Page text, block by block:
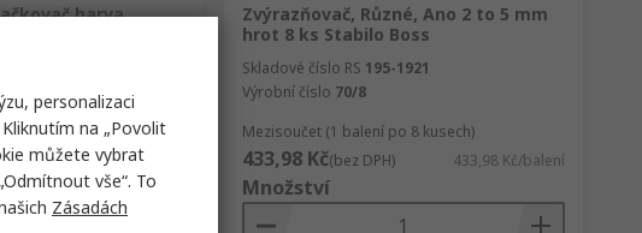
barva
po 10 kusech)
376,70 Kč/krabice
Zvýrazňovač, Různé, Ano 2 to 5 mm
hrot 8 ks Stabilo Boss
Skladové číslo RS 195-1921
Výrobní číslo 70/8
Mezisoučet (1 balení po 8 kusech)
433,98 Kč(bez DPH) 433,98 Kč/balení
Množství
personalizaci
na „Povolit
můžete vybrat
vše“. To
Zásadách